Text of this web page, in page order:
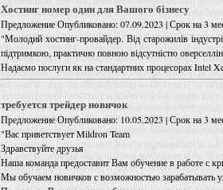
Хостинг номер один для Вашого бізнесу
ПредложениеОпубликовано: 07.09.2023 | Срок на 3
"Молодий хостинг-провайдер. Від старожилів
підтримкою, практично повною відсутністю
Надаємо послуги як на стандартних процесорах Intel
требуется трейдер новичок
ПредложениеОпубликовано: 10.05.2023 | Срок на 3
"Вас приветствует Mildron Team
Здравствуйте друзья
Наша команда предоставит Вам обучение в работе с
Мы обучаем новичков с возможностью зарабатывать